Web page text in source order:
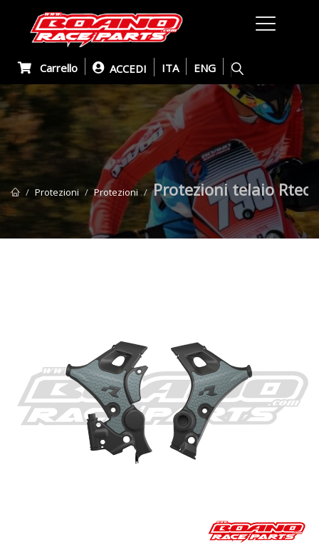
Carrello ACCEDI ITA ENG
Protezioni Protezioni Protezioni telaio